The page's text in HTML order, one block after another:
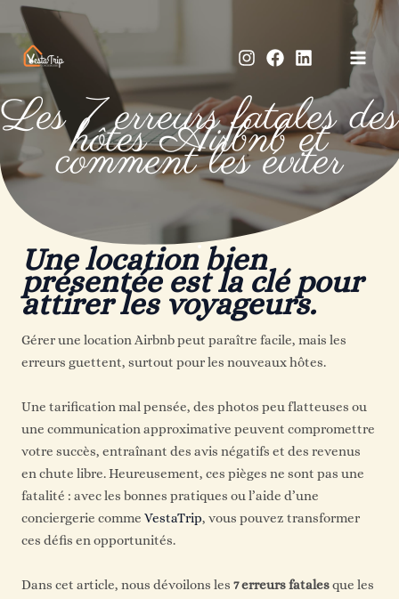
Aller
au
contenu
Les 7 erreurs fatales des
hôtes Airbnb et
comment les éviter
Une location bien
présentée est la clé pour
attirer les voyageurs.
Gérer une location Airbnb peut paraître facile, mais les
erreurs guettent, surtout pour les nouveaux hôtes.
Une tarification mal pensée, des photos peu flatteuses ou
une communication approximative peuvent compromettre
votre succès, entraînant des avis négatifs et des revenus
en chute libre. Heureusement, ces pièges ne sont pas une
fatalité : avec les bonnes pratiques ou l’aide d’une
conciergerie comme VestaTrip, vous pouvez transformer
ces défis en opportunités.
Dans cet article, nous dévoilons les 7 erreurs fatalesque les